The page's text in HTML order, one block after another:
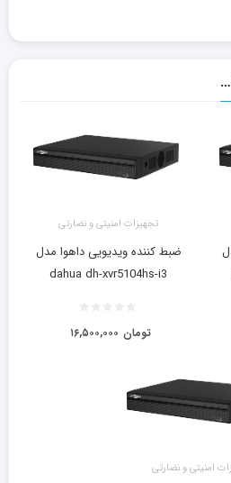
تجهیزات امنیتی و نضارتی
ضبط کننده ویدیویی داهوا مدل
dahua dh-xvr5104hs-i3
۱۶,۵۰۰,۰۰۰ تومان
امنیتی و نضارتی